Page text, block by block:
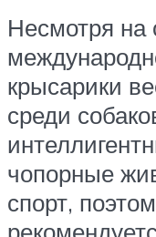
Несмотря на
крысарики
среди
чопорные
спорт,